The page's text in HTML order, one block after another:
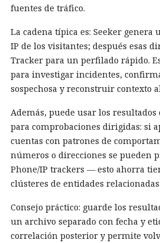
fuentes de tráfico.
La cadena típica es: Seeker genera
IP de los visitantes; después esas
Tracker para un perfilado rápido.
para investigar incidentes,
sospechosa y reconstruir contexto
Además, puede usar los
para comprobaciones dirigidas: si
cuentas con patrones de
números o direcciones se pueden
Phone/IP trackers — esto ahorra
clústeres de entidades relacionadas.
Consejo práctico: guarde los
un archivo separado con fecha y
correlación posterior y permite